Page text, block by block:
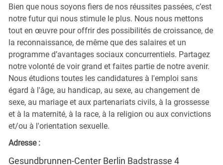
Bien que nous soyons fiers de nos réussites passées, c’est
notre futur qui nous stimule le plus. Nous nous mettons
tout en œuvre pour offrir des possibilités de croissance, de
la reconnaissance, de même que des salaires et un
programme d’avantages sociaux concurrentiels. Partagez
notre volonté de voir grand et faites partie de notre avenir.
Nous étudions toutes les candidatures à l'emploi sans
égard à l'âge, au handicap, au sexe, au changement de
sexe, au mariage et aux partenariats civils, à la grossesse
et à la maternité, à la race, à la religion ou aux convictions
et/ou à l'orientation sexuelle.
Adresse :
Gesundbrunnen-Center Berlin Badstrasse 4